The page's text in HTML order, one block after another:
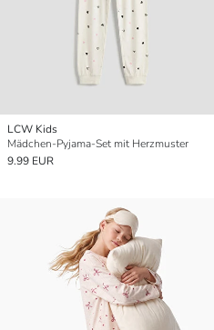
LCW Kids
Mädchen-Pyjama-Set mit Herzmuster
9.99 EUR